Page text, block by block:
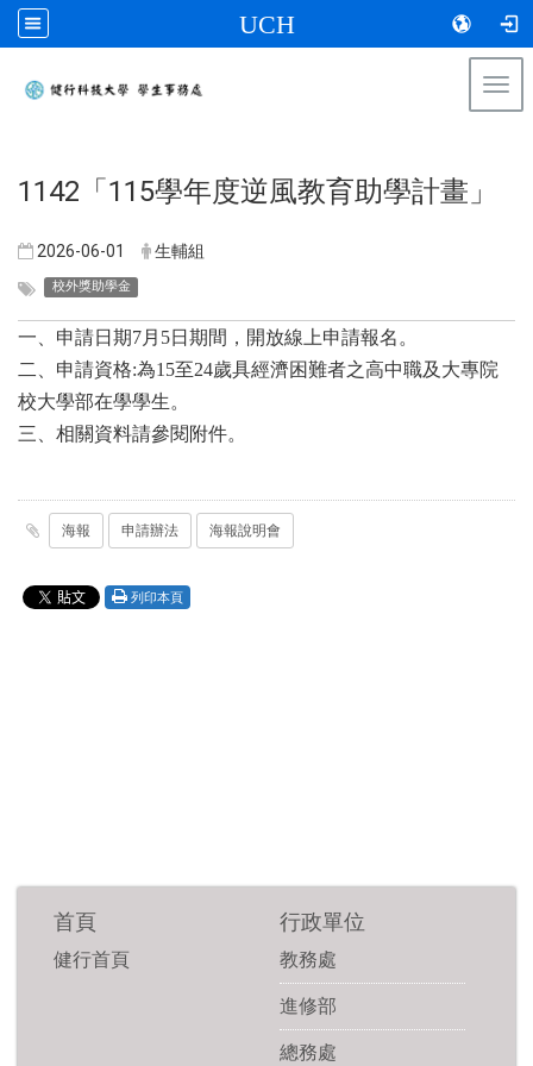
UCH
1142「115學年度逆風教育助學計畫」
2026-06-01 生輔組
校外獎助學金
一、申請日期7月5日期間，開放線上申請報名。
二、申請資格:為15至24歲具經濟困難者之高中職及大專院
校大學部在學學生。
三、相關資料請參閱附件。
海報 申請辦法 海報說明會
列印本頁
首頁
健行首頁
行政單位
教務處
進修部
總務處